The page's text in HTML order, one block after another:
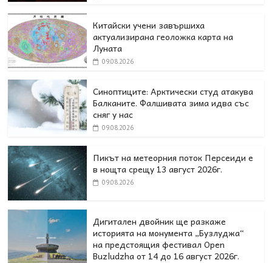
Китайски учени завършиха
актуализирана геоложка карта на
Луната
09.08.2026
Синоптиците: Арктически студ атакува
Балканите. Фалшивата зима идва със
сняг у нас
09.08.2026
Пикът на метеорния поток Персеиди е
в нощта срещу 13 август 2026г.
09.08.2026
Дигитален двойник ще разкаже
историята на монумента „Бузлуджа“
на предстоящия фестивал Open
Buzludzha от 14 до 16 август 2026г.